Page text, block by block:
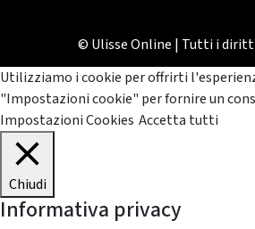
© Ulisse Online | Tutti i
Utilizziamo i cookie per offrirti
"Impostazioni cookie" per fornire un
Impostazioni Cookies Accetta tutti
Chiudi
Informativa privacy